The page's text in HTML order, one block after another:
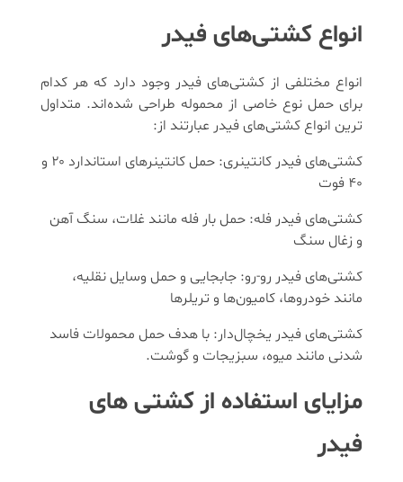
انواع کشتی‌های فیدر
انواع مختلفی از کشتی‌های فیدر وجود دارد که هر کدام
برای حمل نوع خاصی از محموله طراحی شده‌اند. متداول
ترین انواع کشتی‌های فیدر عبارتند از:
کشتی‌های فیدر کانتینری: حمل کانتینرهای استاندارد ۲۰ و
۴۰ فوت
کشتی‌های فیدر فله: حمل بار فله مانند غلات، سنگ آهن
و زغال سنگ
کشتی‌های فیدر رو-رو: جابجایی و حمل وسایل نقلیه،
مانند خودروها، کامیون‌ها و تریلرها
کشتی‌های فیدر یخچال‌دار: با هدف حمل محمولات فاسد
شدنی مانند میوه، سبزیجات و گوشت.
مزایای استفاده از کشتی‌ های
فیدر